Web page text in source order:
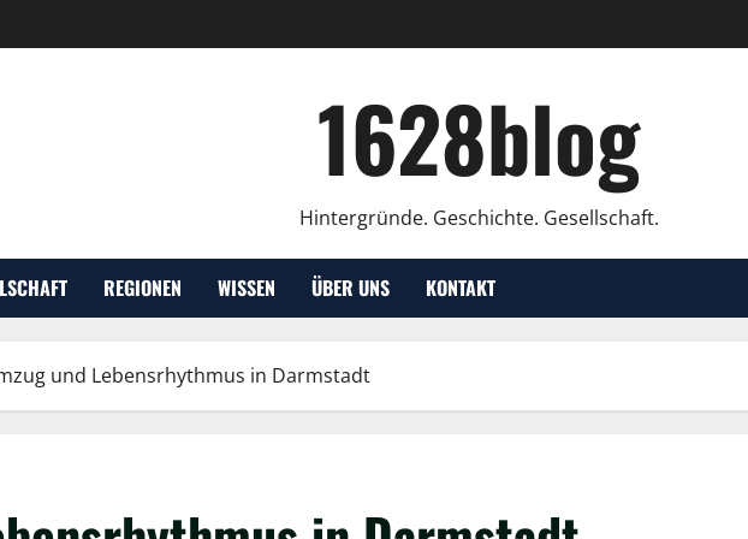
1628blog
Hintergründe. Geschichte. Gesellschaft.
REGIONEN WISSEN ÜBER UNS KONTAKT
und Lebensrhythmus in Darmstadt